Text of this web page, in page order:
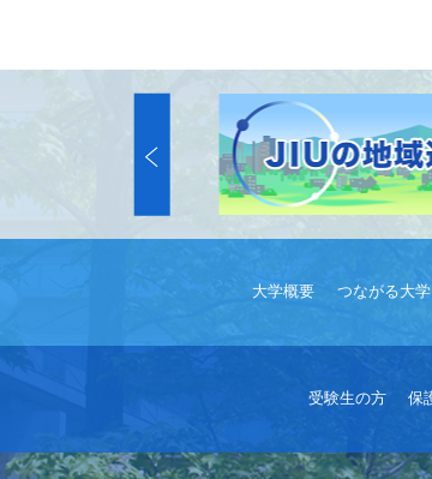
大学概要 つながる大学
受験生の方 保